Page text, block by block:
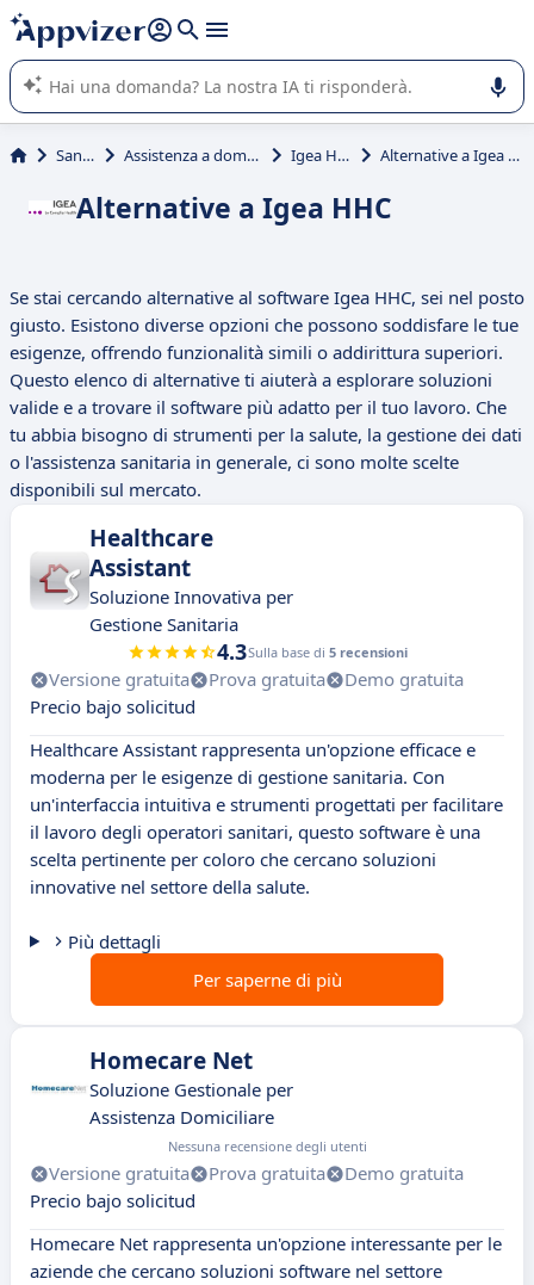
righe con
shift + enter
L'IA di Appvizer vi guida nell'utilizzo o nella scelta di un
software SaaS per la vostra azienda.
Sanità Assistenza a domicilio Igea HHC Alternative a Igea HHC
Alternative a Igea HHC
Se stai cercando alternative al software Igea HHC, sei nel posto
giusto. Esistono diverse opzioni che possono soddisfare le tue
esigenze, offrendo funzionalità simili o addirittura superiori.
Questo elenco di alternative ti aiuterà a esplorare soluzioni
valide e a trovare il software più adatto per il tuo lavoro. Che
tu abbia bisogno di strumenti per la salute, la gestione dei dati
o l'assistenza sanitaria in generale, ci sono molte scelte
disponibili sul mercato.
Healthcare
Assistant
Soluzione Innovativa per
Gestione Sanitaria
4.3Sulla base di 5 recensioni
Versione gratuita Prova gratuita
Demo gratuita
Precio bajo solicitud
Healthcare Assistant rappresenta un'opzione efficace e
moderna per le esigenze di gestione sanitaria. Con
un'interfaccia intuitiva e strumenti progettati per facilitare
il lavoro degli operatori sanitari, questo software è una
scelta pertinente per coloro che cercano soluzioni
innovative nel settore della salute.
Più dettagli
Per saperne di più
Homecare Net
Soluzione Gestionale per
Assistenza Domiciliare
Nessuna recensione degli utenti
Versione gratuita Prova gratuita
Demo gratuita
Precio bajo solicitud
Homecare Net rappresenta un'opzione interessante per le
aziende che cercano soluzioni software nel settore